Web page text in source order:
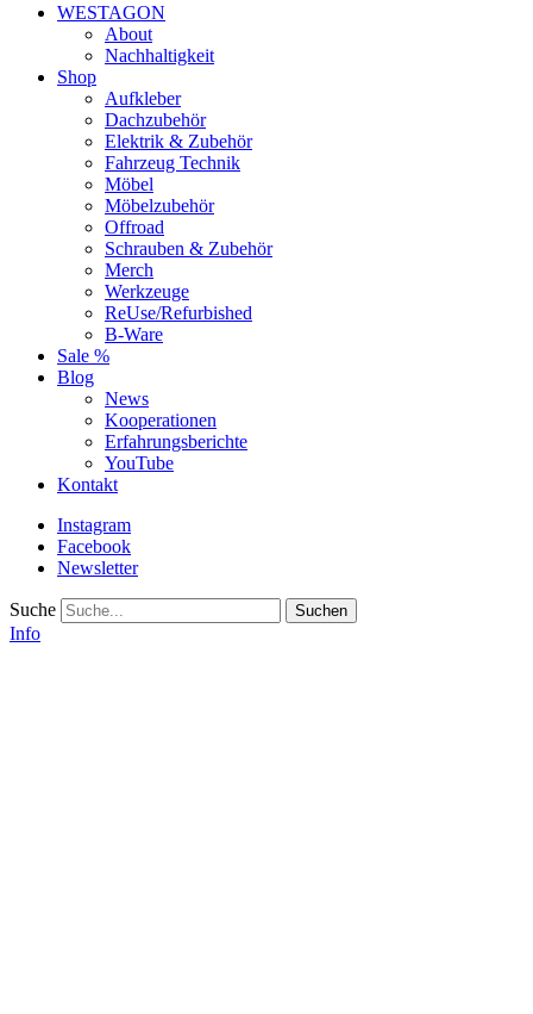
WESTAGON
About
Nachhaltigkeit
Shop
Aufkleber
Dachzubehör
Elektrik & Zubehör
Fahrzeug Technik
Möbel
Möbelzubehör
Offroad
Schrauben & Zubehör
Merch
Werkzeuge
ReUse/Refurbished
B-Ware
Sale %
Blog
News
Kooperationen
Erfahrungsberichte
YouTube
Kontakt
Instagram
Facebook
Newsletter
Suche
Info